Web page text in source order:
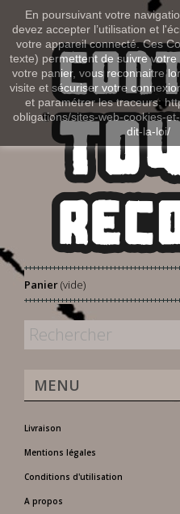
En poursuivant votre
devez accepter l’utilisation et
votre appareil connecté. Ces
texte) permettent de suivre
votre panier, vous reconnaitre
visite et sécuriser votre
et paramétrer les traceurs:
obligations/sites-web-cookies-
dit-la-loi/
Panier(vide)
MENU
Livraison
Mentions légales
Conditions d'utilisation
A propos